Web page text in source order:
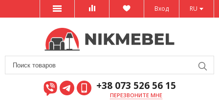
RU
Вход
+38 073 526 56 15
ПЕРЕЗВОНИТЕ МНЕ